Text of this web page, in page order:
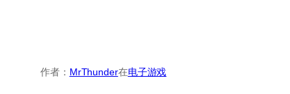
作者： MrThunder在电子游戏